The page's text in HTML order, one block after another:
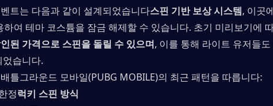
트는 다음과 같이 설계되었습니다스핀 기반 보상 시스템, 이곳
하여 테마 코스튬을 잠금 해제할 수 있습니다. 초기 미리보기에
된 가격으로 스핀을 돌릴 수 있으며, 이를 통해 라이트 유저들
었습니다.
틀그라운드 모바일(PUBG MOBILE)의 최근 패턴을 따릅니다:
정럭키 스핀 방식